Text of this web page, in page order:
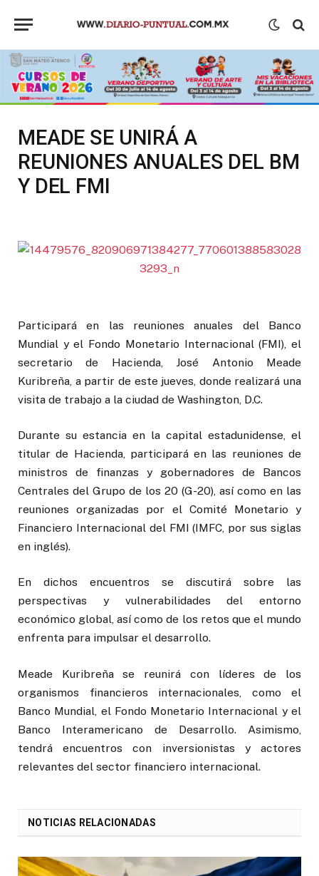
MEADE SE UNIRÁ A
REUNIONES ANUALES DEL BM
Y DEL FMI
Participará en las reuniones anuales del Banco
Mundial y el Fondo Monetario Internacional (FMI), el
secretario de Hacienda, José Antonio Meade
Kuribreña, a partir de este jueves, donde realizará una
visita de trabajo a la ciudad de Washington, D.C.
Durante su estancia en la capital estadunidense, el
titular de Hacienda, participará en las reuniones de
ministros de finanzas y gobernadores de Bancos
Centrales del Grupo de los 20 (G-20), así como en las
reuniones organizadas por el Comité Monetario y
Financiero Internacional del FMI (IMFC, por sus siglas
en inglés).
En dichos encuentros se discutirá sobre las
perspectivas y vulnerabilidades del entorno
económico global, así como de los retos que el mundo
enfrenta para impulsar el desarrollo.
Meade Kuribreña se reunirá con líderes de los
organismos financieros internacionales, como el
Banco Mundial, el Fondo Monetario Internacional y el
Banco Interamericano de Desarrollo. Asimismo,
tendrá encuentros con inversionistas y actores
relevantes del sector financiero internacional.
NOTICIAS RELACIONADAS